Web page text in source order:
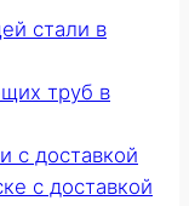
стали в
труб в
с доставкой
с доставкой